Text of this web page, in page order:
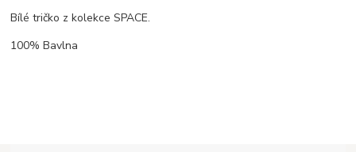
Bílé tričko z kolekce SPACE.
100% Bavlna